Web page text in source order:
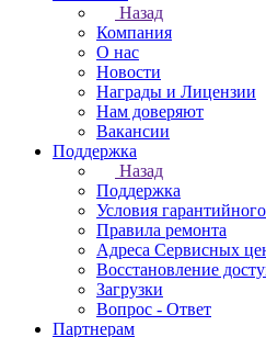
Назад
Компания
О нас
Новости
Награды и Лицензии
Нам доверяют
Вакансии
Поддержка
Назад
Поддержка
Условия
Правила ремонта
Адреса Сервисных
Восстановление
Загрузки
Вопрос - Ответ
Партнерам